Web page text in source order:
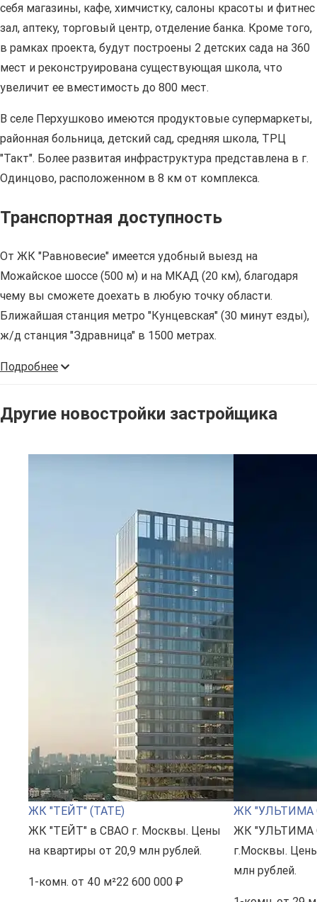
себя магазины, кафе, химчистку, салоны красоты и фитнес
зал, аптеку, торговый центр, отделение банка. Кроме того,
в рамках проекта, будут построены 2 детских сада на 360
мест и реконструирована существующая школа, что
увеличит ее вместимость до 800 мест.
В селе Перхушково имеются продуктовые супермаркеты,
районная больница, детский сад, средняя школа, ТРЦ
"Такт". Более развитая инфраструктура представлена в г.
Одинцово, расположенном в 8 км от комплекса.
Транспортная доступность
От ЖК "Равновесие" имеется удобный выезд на
Можайское шоссе (500 м) и на МКАД (20 км), благодаря
чему вы сможете доехать в любую точку области.
Ближайшая станция метро "Кунцевская" (30 минут езды),
ж/д станция "Здравница" в 1500 метрах.
Подробнее
Другие новостройки застройщика
ЖК "ТЕЙТ" (TATE)
ЖК "ТЕЙТ" в СВАО г. Москвы. Цены
на квартиры от 20,9 млн рублей.
1-комн. от 40 м²22 600 000 ₽
ЖК "УЛЬТИМА
ЖК "УЛЬТИМА
г.Москвы.
млн рублей.